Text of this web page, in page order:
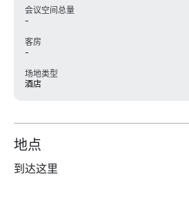
会议空间总量
-
客房
-
场地类型
酒店
地点
到达这里